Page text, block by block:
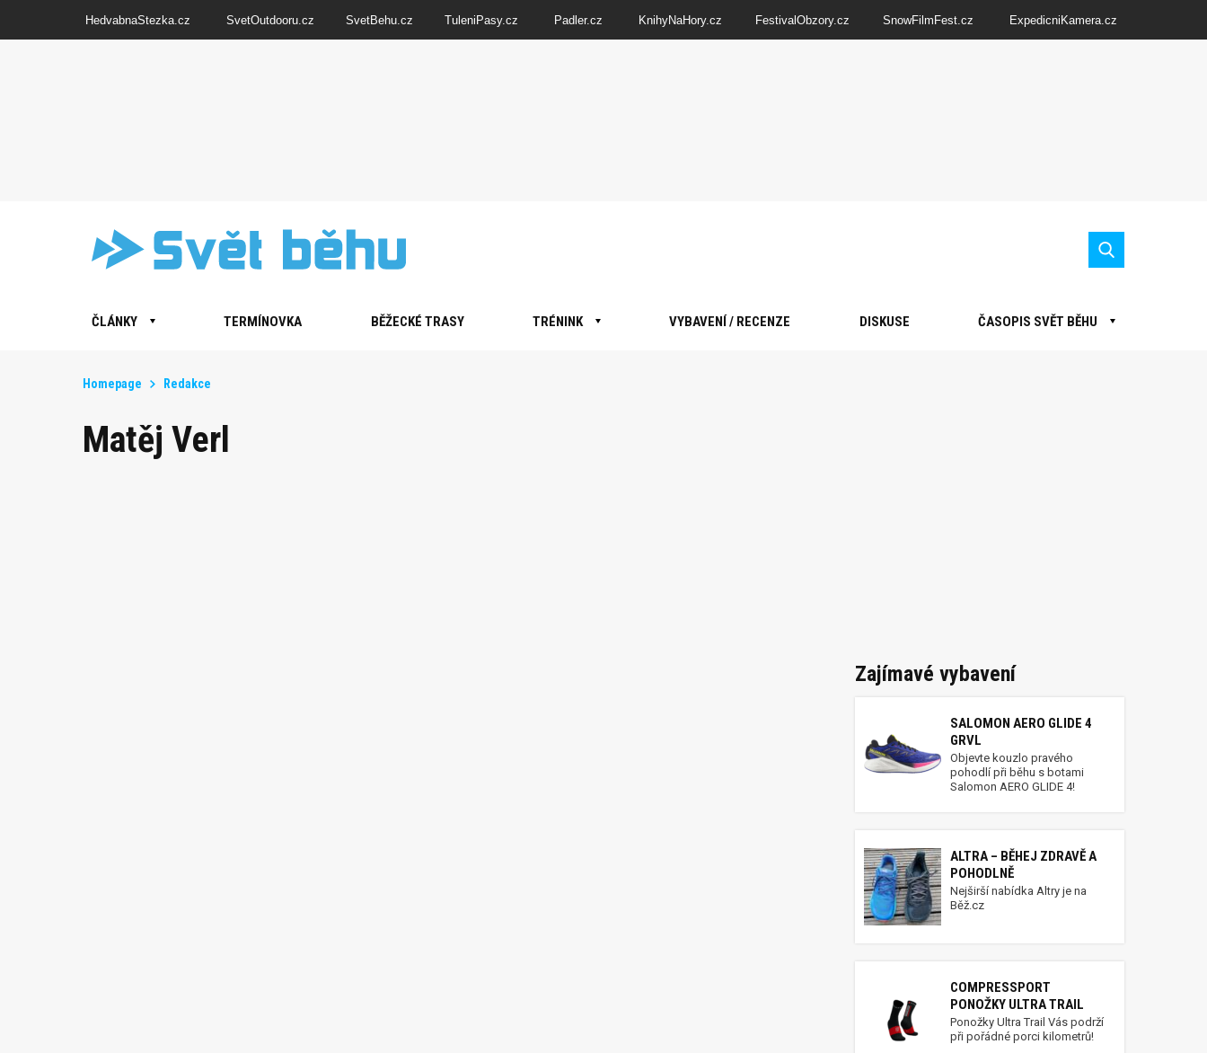
HedvabnaStezka.cz SvetOutdooru.cz SvetBehu.cz TuleniPasy.cz Padler.cz KnihyNaHory.cz FestivalObzory.cz SnowFilmFest.cz ExpedicniKamera.cz
ČLÁNKY TERMÍNOVKA BĚŽECKÉ TRASY TRÉNINK VYBAVENÍ / RECENZE DISKUSE ČASOPIS SVĚT BĚHU
Homepage Redakce
Matěj Verl
Zajímavé vybavení
SALOMON AERO GLIDE 4
GRVL
Objevte kouzlo pravého
pohodlí při běhu s botami
Salomon AERO GLIDE 4!
ALTRA – BĚHEJ ZDRAVĚ A
POHODLNĚ
Nejširší nabídka Altry je na
Běž.cz
COMPRESSPORT
PONOŽKY ULTRA TRAIL
Ponožky Ultra Trail Vás podrží
při pořádné porci kilometrů!